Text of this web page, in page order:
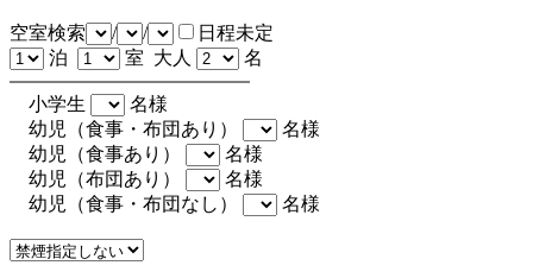
空室検索 / /
日程未定
泊
室 大人 名
小学生
名様
幼児（食事・布団あり）
名様
幼児（食事あり）
名様
幼児（布団あり）
名様
幼児（食事・布団なし）
名様